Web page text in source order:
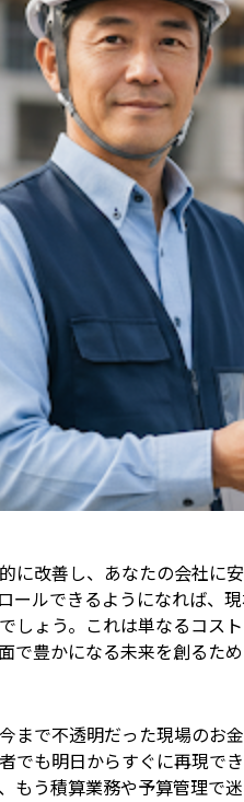
に改善し、あなたの会社に
ールできるようになれば、
しょう。これは単なるコス
で豊かになる未来を創るた
まで不透明だった現場のお
でも明日からすぐに再現で
もう積算業務や予算管理で